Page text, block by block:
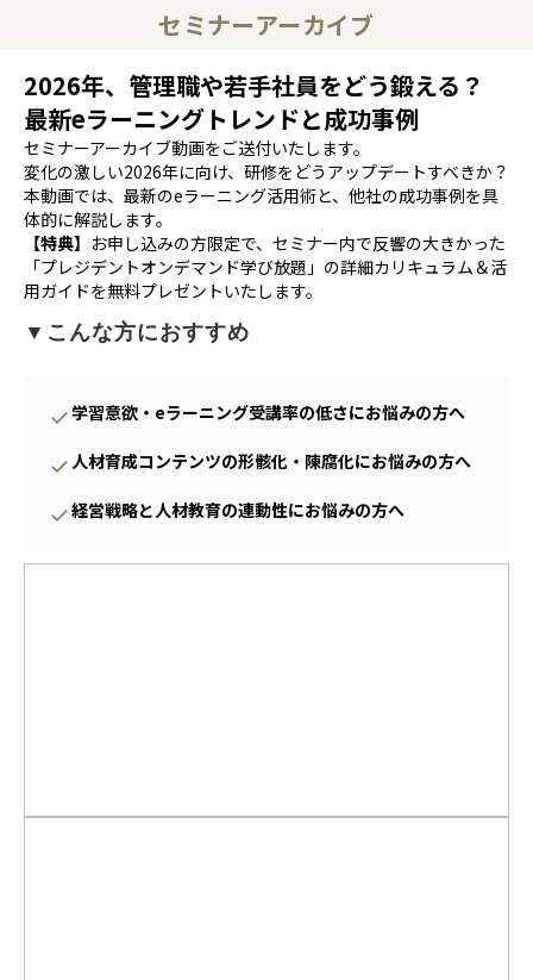
セミナーアーカイブ
2026年、管理職や若手社員をどう鍛える？
最新eラーニングトレンドと成功事例
セミナーアーカイブ動画をご送付いたします。
変化の激しい2026年に向け、研修をどうアップデートすべきか？
本動画では、最新のeラーニング活用術と、他社の成功事例を具
体的に解説します。
【特典】 お申し込みの方限定で、セミナー内で反響の大きかった
「プレジデントオンデマンド学び放題」の詳細カリキュラム＆活
用ガイドを無料プレゼントいたします。
▼こんな方におすすめ
学習意欲・eラーニング受講率の低さにお悩みの方へ
人材育成コンテンツの形骸化・陳腐化にお悩みの方へ
経営戦略と人材教育の連動性にお悩みの方へ